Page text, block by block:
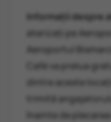
Informații despre
aterizați pe
Aeroportul
Café va prelua
dintre aceste
trimită
înainte de